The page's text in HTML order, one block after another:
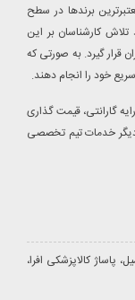
برندها در سطح
کارشناسان بر این
قرار گیرد. به صورتی که
خود را انجام دهند.
گارانتی، قیمت گذاری
و پشتیبانی 24 ساعته از دیگر خدمات تیم تخصصی
پاساژ کالاپزشکی افرا،